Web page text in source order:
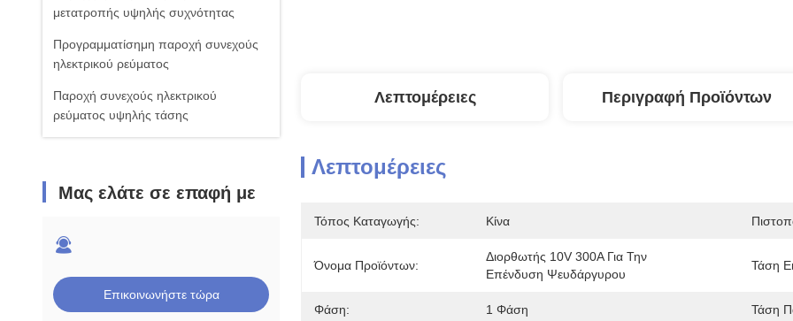
μετατροπής υψηλής συχνότητας
Προγραμματίσημη παροχή συνεχούς
ηλεκτρικού ρεύματος
Παροχή συνεχούς ηλεκτρικού
ρεύματος υψηλής τάσης
Μας ελάτε σε επαφή με
Επικοινωνήστε τώρα
Λεπτομέρειες Περιγραφή Προϊόντων
Λεπτομέρειες
Τόπος Καταγωγής: Κίνα
Όνομα Προϊόντων:
Διορθωτής 10V 300A Για Την
Επένδυση Ψευδάργυρου
Τάση
Φάση: 1 Φάση Τάση